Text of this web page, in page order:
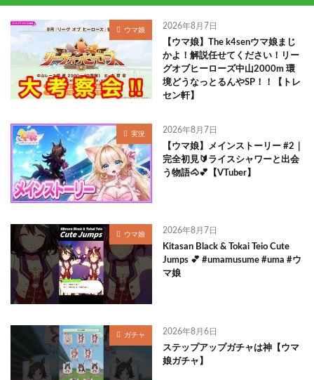
ウマ娘 2026年8月7日
【ウマ娘】The k4senウマ娘まじ
かよ！解説任せてください！リー
グオブヒーローズ中山2000m 環
境どうなっとるんやSP！！【トレ
セン軒】
実況 2026年8月7日
【ウマ娘】メインストーリー #2｜
完全初見🔰ライスシャワーと出会
う物語🐴💕【VTuber】
ウマ娘 2026年8月7日
Kitasan Black & Tokai Teio Cute
Jumps 💕 #umamusume #uma #ウ
マ娘
ガチャ 2026年8月6日
ステップアップガチャは神【ウマ
娘ガチャ】